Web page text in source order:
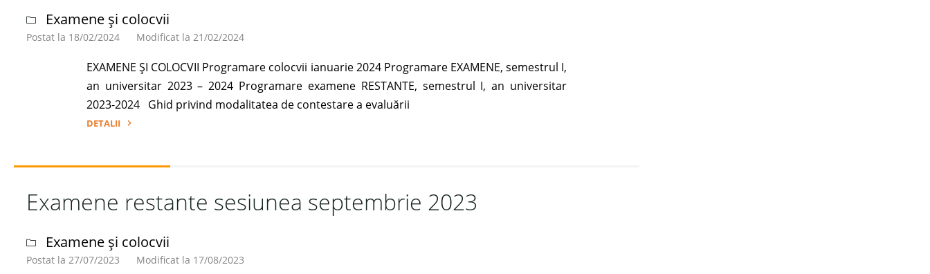
universitar
2023-
2024"
Examene și colocvii
Postat la 18/02/2024 Modificat la 21/02/2024
EXAMENE ȘI COLOCVII Programare colocvii ianuarie 2024 Programare EXAMENE, semestrul I,
an universitar 2023 – 2024 Programare examene RESTANTE, semestrul I, an universitar
2023-2024 Ghid privind modalitatea de contestare a evaluării
DETALII
I,
universitar
2023-
Examene restante sesiunea septembrie 2023
Examene și colocvii
Postat la 27/07/2023 Modificat la 17/08/2023